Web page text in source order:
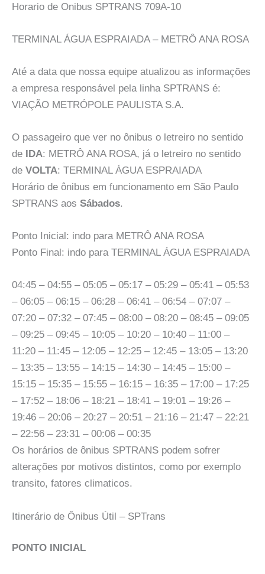
Horario de Onibus SPTRANS 709A-10
TERMINAL ÁGUA ESPRAIADA – METRÔ ANA ROSA
Até a data que nossa equipe atualizou as informações
a empresa responsável pela linha SPTRANS é:
VIAÇÃO METRÓPOLE PAULISTA S.A.
O passageiro que ver no ônibus o letreiro no sentido
de IDA: METRÔ ANA ROSA, já o letreiro no sentido
de VOLTA: TERMINAL ÁGUA ESPRAIADA
Horário de ônibus em funcionamento em São Paulo
SPTRANS aos Sábados.
Ponto Inicial: indo para METRÔ ANA ROSA
Ponto Final: indo para TERMINAL ÁGUA ESPRAIADA
04:45 – 04:55 – 05:05 – 05:17 – 05:29 – 05:41 – 05:53
– 06:05 – 06:15 – 06:28 – 06:41 – 06:54 – 07:07 –
07:20 – 07:32 – 07:45 – 08:00 – 08:20 – 08:45 – 09:05
– 09:25 – 09:45 – 10:05 – 10:20 – 10:40 – 11:00 –
11:20 – 11:45 – 12:05 – 12:25 – 12:45 – 13:05 – 13:20
– 13:35 – 13:55 – 14:15 – 14:30 – 14:45 – 15:00 –
15:15 – 15:35 – 15:55 – 16:15 – 16:35 – 17:00 – 17:25
– 17:52 – 18:06 – 18:21 – 18:41 – 19:01 – 19:26 –
19:46 – 20:06 – 20:27 – 20:51 – 21:16 – 21:47 – 22:21
– 22:56 – 23:31 – 00:06 – 00:35
Os horários de ônibus SPTRANS podem sofrer
alterações por motivos distintos, como por exemplo
transito, fatores climaticos.
Itinerário de Ônibus Útil – SPTrans
PONTO INICIAL